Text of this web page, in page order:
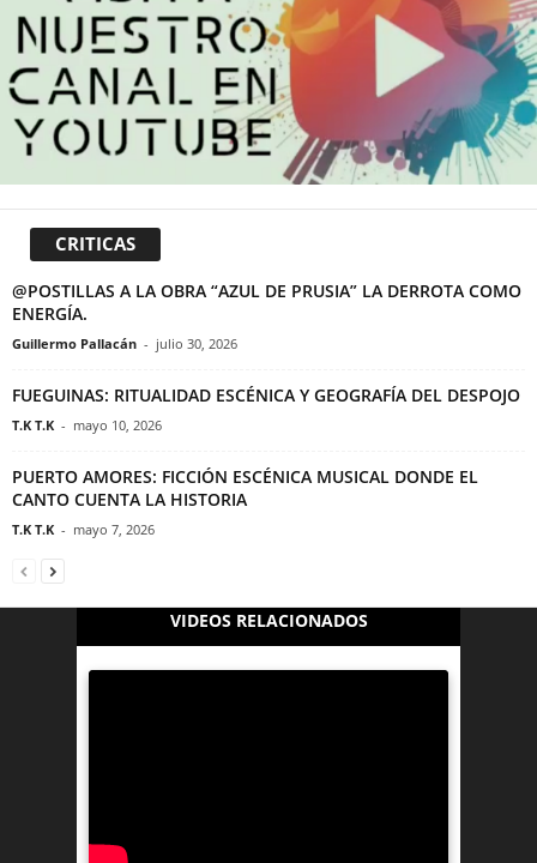
CRITICAS
@POSTILLAS A LA OBRA “AZUL DE PRUSIA” LA DERROTA COMO
ENERGÍA.
Guillermo Pallacán - julio 30, 2026
FUEGUINAS: RITUALIDAD ESCÉNICA Y GEOGRAFÍA DEL DESPOJO
T.K T.K - mayo 10, 2026
PUERTO AMORES: FICCIÓN ESCÉNICA MUSICAL DONDE EL
CANTO CUENTA LA HISTORIA
T.K T.K - mayo 7, 2026
VIDEOS RELACIONADOS